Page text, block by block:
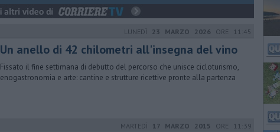
LUNEDÌ 23 MARZO 2026 ORE 11:45
Un anello di 42 chilometri all'insegna del vino
Fissato il fine settimana di debutto del percorso che unisce cicloturismo,
enogastronomia e arte: cantine e strutture ricettive pronte alla partenza
MARTEDÌ 17 MARZO 2015 ORE 11:39